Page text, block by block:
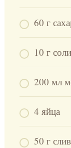
60 г
10 г соли
200 мл
4 яйца
50 г